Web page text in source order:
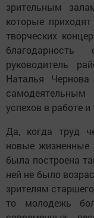
зрительным
которые
творческих
благодарность
руководитель
Наталья
успехов в работе
Да, когда труд
новые жизненные
была построена
ней не было
зрителям
то молодежь